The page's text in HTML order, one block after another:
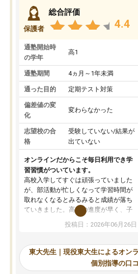
保護者
総合評価
4.4
通塾開始時
の学年
高1
通塾期間 4ヵ月～1年未満
通った目的 定期テスト対策
偏差値の変
化
変わらなかった
志望校の合
格
受験していない/結果が
出ていない
オンラインだからこそ毎日利用でき学
習習慣がついています。
高校入学してすぐは頑張っていました
が、部活動が忙しくなって学習時間が
取れなくなるとみるみると成績が落ち
ていきました。高校の進度が早く、子
供も家に帰って勉強の話すると嫌な反
応を示します。東大先生にお願いして
れるので、親としても安心です。毎日
使える自習室とかもあり、わからない
ところがあれば先生が回答してくれる
投稿日：2026年06月26日
東大先生｜現役東大生によるオン
個別指導の口